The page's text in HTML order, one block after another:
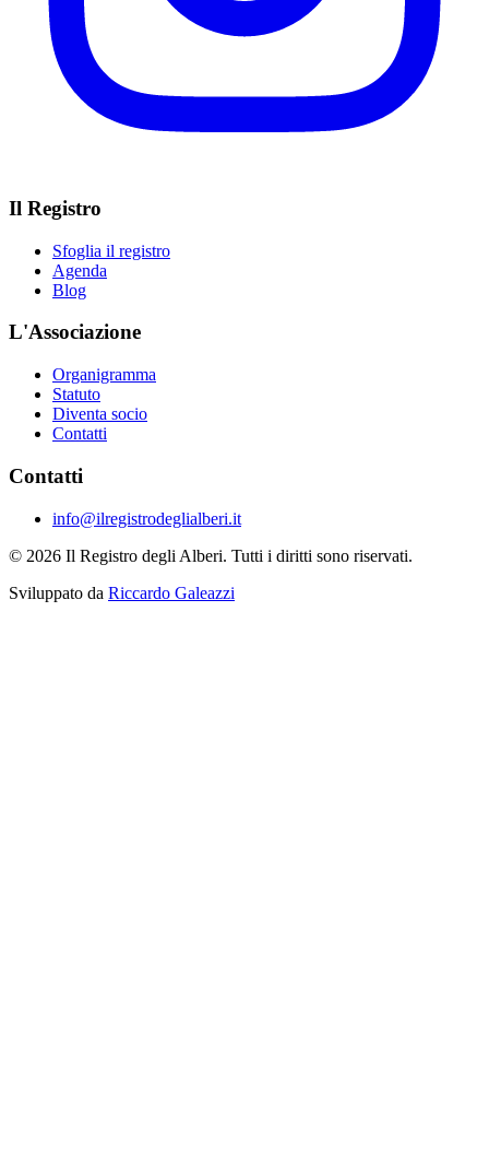
Il Registro
Sfoglia il registro
Agenda
Blog
L'Associazione
Organigramma
Statuto
Diventa socio
Contatti
Contatti
info@ilregistrodeglialberi.it
© 2026 Il Registro degli Alberi. Tutti i diritti sono riservati.
Sviluppato da Riccardo Galeazzi